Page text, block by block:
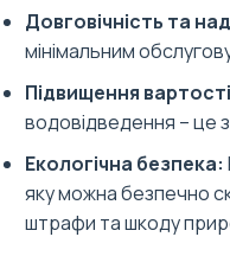
Довговічність та
мінімальним
Підвищення
водовідведення – це
Екологічна безпека:
яку можна безпечно
штрафи та шкоду